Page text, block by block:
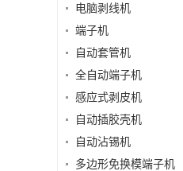
电脑剥线机
端子机
自动套管机
全自动端子机
感应式剥皮机
自动插胶壳机
自动沾锡机
多边形免换模端子机